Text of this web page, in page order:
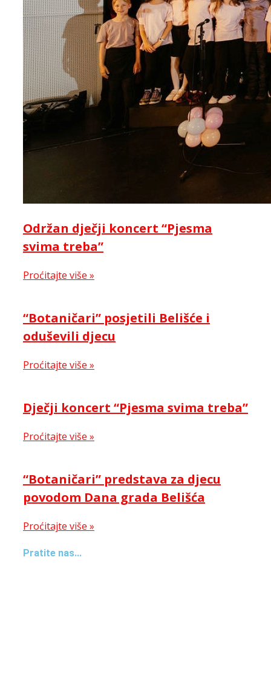
Održan dječji koncert “Pjesma
svima treba”
Proćitajte više »
“Botaničari” posjetili Belišće i
oduševili djecu
Proćitajte više »
Dječji koncert “Pjesma svima treba”
Proćitajte više »
“Botaničari” predstava za djecu
povodom Dana grada Belišća
Proćitajte više »
Pratite nas...